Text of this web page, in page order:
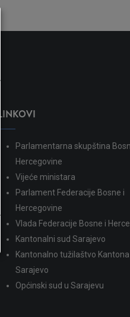
LINKOVI
Parlamentarna skupština
Hercegovine
Vijeće ministara
Parlament Federacije Bosne i
Hercegovine
Vlada Federacije Bosne i
Kantonalni sud Sarajevo
Kantonalno tužilaštvo Kantona
Sarajevo
Općinski sud u Sarajevu